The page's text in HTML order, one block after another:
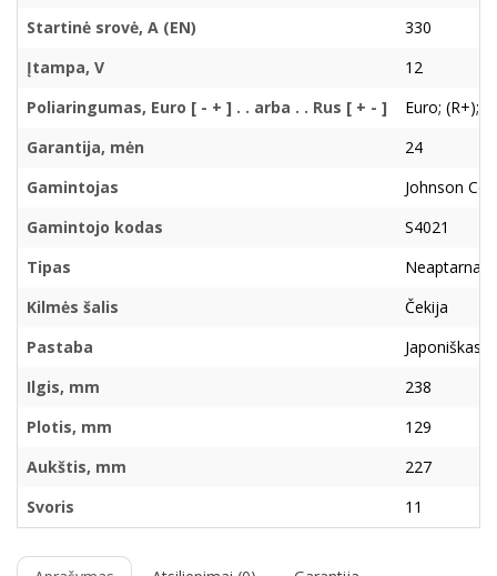
Startinė srovė, A (EN)
330
Įtampa, V
12
Poliaringumas, Euro [ - + ] . . arba . . Rus [ + - ]
Euro; (R+); (
Garantija, mėn
24
Gamintojas
Johnson
Gamintojo kodas
S4021
Tipas
Kilmės šalis
Čekija
Pastaba
Japoniškas
Ilgis, mm
238
Plotis, mm
129
Aukštis, mm
227
Svoris
11